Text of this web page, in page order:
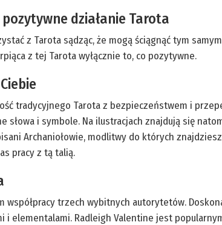
działanie Tarota
z Tarota sądząc, że mogą ściągnąć tym
z tej Tarota wyłącznie to, co pozytywne.
tradycyjnego Tarota z bezpieczeństwem i
słowa i symbole. Na ilustracjach znajdują się
Archaniołowie, modlitwy do których
pracy z tą talią.
współpracy trzech wybitnych autorytetów.
i elementalami. Radleigh Valentine jest